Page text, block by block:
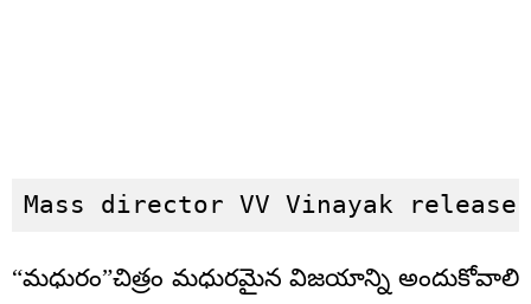
Mass director VV Vinayak
“మధురం”చిత్రం మధురమైన విజయాన్ని అందుకోవాలి